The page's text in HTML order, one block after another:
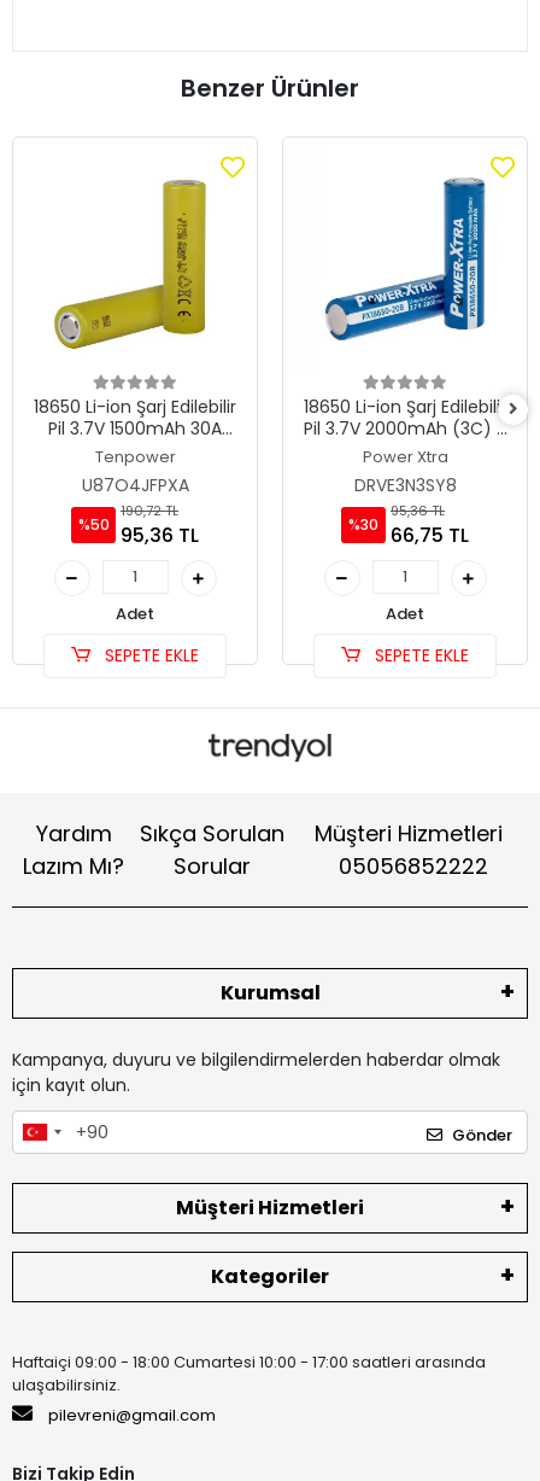
Benzer Ürünler
18650 Li-ion Şarj Edilebilir
Pil 3.7V 1500mAh 30A
High-Drain-20C -
Tenpower ICR18650-15SG
Tenpower
U87O4JFPXA
%50
190,72 TL
95,36 TL
Adet
SEPETE EKLE
18650 Li-ion Şarj Edilebilir
Pil 3.7V 2000mAh (3C) -
Power-Xtra PX18650-20B
Power Xtra
DRVE3N3SY8
%30
95,36 TL
66,75 TL
Adet
SEPETE EKLE
Yardım
Lazım Mı?
Sıkça Sorulan
Sorular
Müşteri Hizmetleri
05056852222
Kurumsal
Kampanya, duyuru ve bilgilendirmelerden haberdar olmak
için kayıt olun.
Gönder
Müşteri Hizmetleri
Kategoriler
Haftaiçi 09:00 - 18:00 Cumartesi 10:00 - 17:00 saatleri arasında
ulaşabilirsiniz.
pilevreni@gmail.com
Bizi Takip Edin